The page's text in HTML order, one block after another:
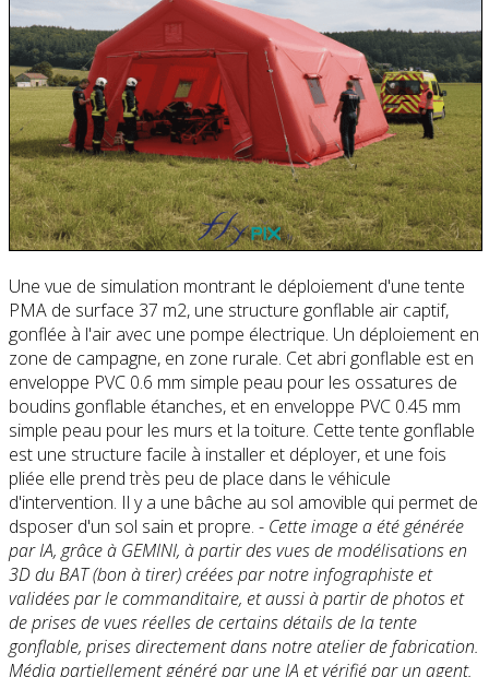
Une vue de simulation montrant le déploiement d'une tente
PMA de surface 37 m2, une structure gonflable air captif,
gonflée à l'air avec une pompe électrique. Un déploiement en
zone de campagne, en zone rurale. Cet abri gonflable est en
enveloppe PVC 0.6 mm simple peau pour les ossatures de
boudins gonflable étanches, et en enveloppe PVC 0.45 mm
simple peau pour les murs et la toiture. Cette tente gonflable
est une structure facile à installer et déployer, et une fois
pliée elle prend très peu de place dans le véhicule
d'intervention. Il y a une bâche au sol amovible qui permet de
dsposer d'un sol sain et propre. - Cette image a été générée
par IA, grâce à GEMINI, à partir des vues de modélisations en
3D du BAT (bon à tirer) créées par notre infographiste et
validées par le commanditaire, et aussi à partir de photos et
de prises de vues réelles de certains détails de la tente
gonflable, prises directement dans notre atelier de fabrication.
Média partiellement généré par une IA et vérifié par un agent.